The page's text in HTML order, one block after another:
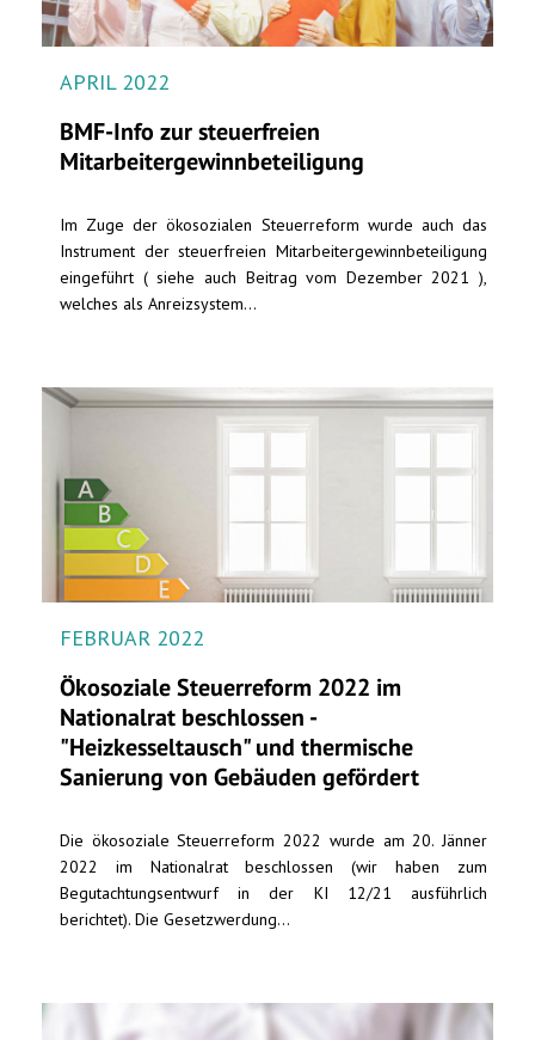
APRIL 2022
BMF-Info zur steuerfreien
Mitarbeitergewinnbeteiligung
Im Zuge der ökosozialen Steuerreform wurde auch das
Instrument der steuerfreien Mitarbeitergewinnbeteiligung
eingeführt ( siehe auch Beitrag vom Dezember 2021 ),
welches als Anreizsystem...
FEBRUAR 2022
Ökosoziale Steuerreform 2022 im
Nationalrat beschlossen -
"Heizkesseltausch" und thermische
Sanierung von Gebäuden gefördert
Die ökosoziale Steuerreform 2022 wurde am 20. Jänner
2022 im Nationalrat beschlossen (wir haben zum
Begutachtungsentwurf in der KI 12/21 ausführlich
berichtet). Die Gesetzwerdung...